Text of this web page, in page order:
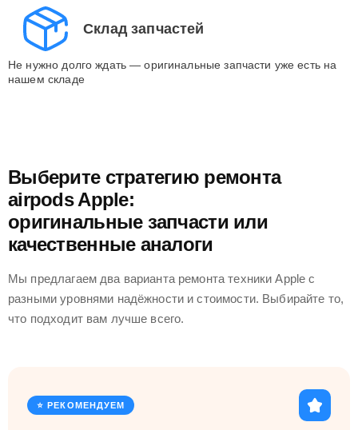
Склад запчастей
Не нужно долго ждать — оригинальные запчасти уже есть на
нашем складе
Выберите стратегию ремонта
airpods Apple:
оригинальные запчасти или
качественные аналоги
Мы предлагаем два варианта ремонта техники Apple с
разными уровнями надёжности и стоимости. Выбирайте то,
что подходит вам лучше всего.
⭐ РЕКОМЕНДУЕМ